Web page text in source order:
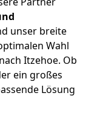
unser breite
Wahl
Itzehoe. Ob
ein großes
Lösung